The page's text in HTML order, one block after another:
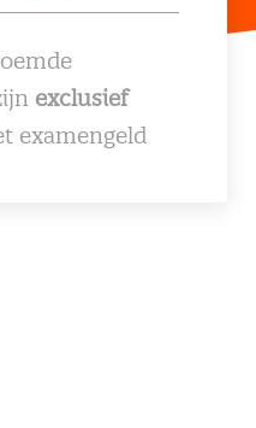
exclusief
examengeld